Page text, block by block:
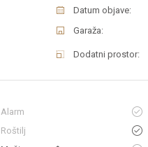
Datum objave:
Garaža:
Dodatni prostor:
Alarm
Roštilj